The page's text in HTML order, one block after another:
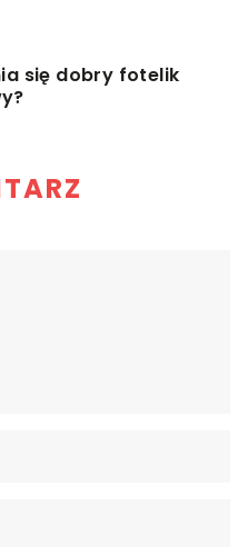
się dobry fotelik